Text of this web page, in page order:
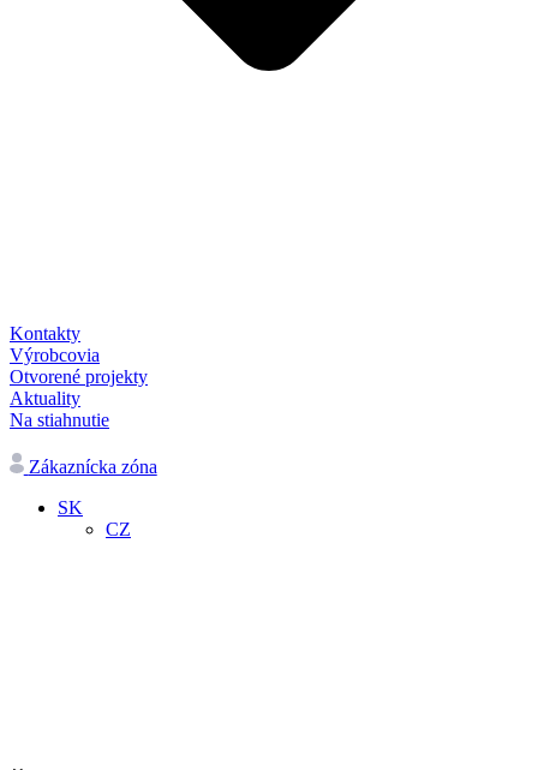
Kontakty
Výrobcovia
Otvorené projekty
Aktuality
Na stiahnutie
Zákaznícka zóna
SK
CZ